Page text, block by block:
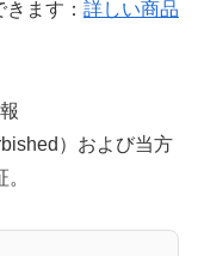
ます： 詳しい商品
）および当方